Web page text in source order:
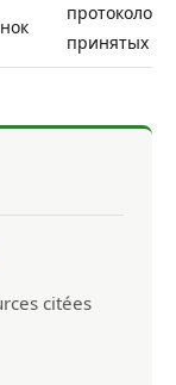
протоколов и
принятых
citées